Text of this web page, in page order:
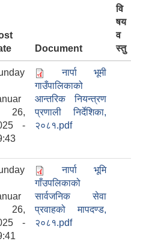
Document
वि
षय
व
स्तु
26,
-
नार्पा भूमी
गाउँपालिकाको
आन्तरिक नियन्त्रण
प्रणाली निर्देशिका,
२०८१.pdf
26,
-
नार्पा भूमि
गाँउपलिकाको
सार्वजनिक सेवा
प्रवाहको मापदण्ड,
२०८१.pdf